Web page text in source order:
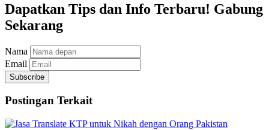
Dapatkan Tips dan Info Terbaru! Gabung
Sekarang
Nama
Email
Subscribe
Postingan Terkait